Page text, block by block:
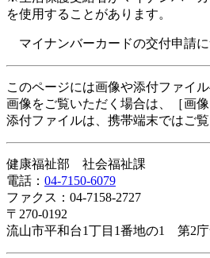
を使用することがあります。
マイナンバーカードの交付申請に
このページには画像や添付ファイ
画像をご覧いただく場合は、［画
添付ファイルは、携帯端末ではご
健康福祉部 社会福祉課
電話： 04-7150-6079
ファクス：04-7158-2727
〒270-0192
流山市平和台1丁目1番地の1 第2